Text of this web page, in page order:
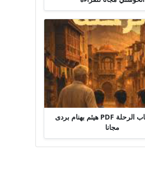
تحميل كتاب الرحلة PDF هيثم بهنام بردى
مجانا